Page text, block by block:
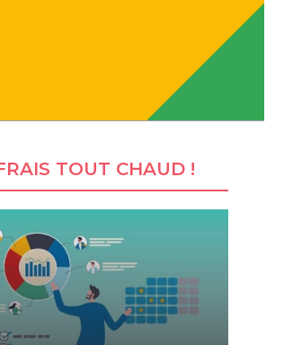
TOUT CHAUD !